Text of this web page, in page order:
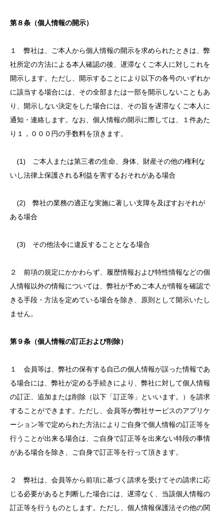
第８条（個人情報の開示）
１ 弊社は、ご本人から個人情報の開示を求められたときは、弊
社所定の方法による本人確認の後、遅滞なくご本人に対しこれを
開示します。ただし、開示することにより以下の各号のいずれか
に該当する場合には、その全部または一部を開示しないこともあ
り、開示しない決定をした場合には、その旨を遅滞なくご本人に
通知・連絡します。なお、個人情報の開示に際しては、１件あた
り１，０００円の手数料を頂きます。
(1) ご本人または第三者の生命、身体、財産その他の権利な
いし法律上保護される利益を害するおそれがある場合
(2) 弊社の業務の適正な実施に著しい支障を及ぼすおそれが
ある場合
(3) その他法令に違反することとなる場合
２ 前項の規定にかかわらず、履歴情報および特性情報などの個
人情報以外の情報については、弊社が予めご本人が情報を確認で
きる手段・方法を定めている場合を除き、原則として開示いたし
ません。
第９条（個人情報の訂正および削除）
１ 会員等は、弊社の保有する自己の個人情報が誤った情報であ
る場合には、弊社が定める手続きにより、弊社に対して個人情報
の訂正、追加または削除（以下「訂正等」といいます。）を請求
することができます。ただし、会員等が弊社サービスのアプリケ
ーション等で定められた方法によりご自身で個人情報の訂正等を
行うことが出来る場合は、ご自身で訂正等を出来ない特段の事情
がある場合を除き、ご自身で訂正等を行って頂きます。
２ 弊社は、会員等から前項に基づく請求を受けてその請求に応
じる必要があると判断した場合には、遅滞なく、当該個人情報の
訂正等を行うものとします。ただし、個人情報保護法その他の関